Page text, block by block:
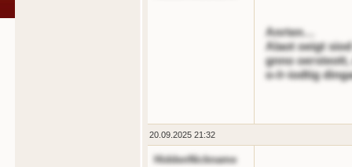
Anrten…
Alaot oeigt
gnno
o-/r-iodtig
20.09.2025 21:32
HiddenNickname